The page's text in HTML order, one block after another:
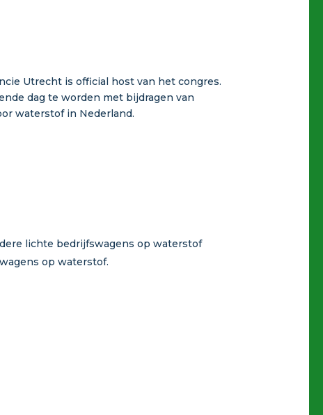
Utrecht is official host van het congres.
dag te worden met bijdragen van
waterstof in Nederland.
lichte bedrijfswagens op waterstof
op waterstof.